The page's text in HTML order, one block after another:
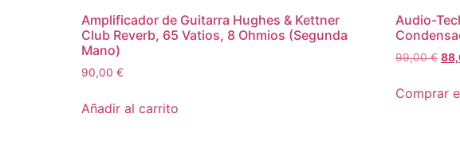
Amplificador de Guitarra Hughes & Kettner
Club Reverb, 65 Vatios, 8 Ohmios (Segunda
Mano)
90,00 €
Añadir al carrito
Audio-
99,00€
Comprar